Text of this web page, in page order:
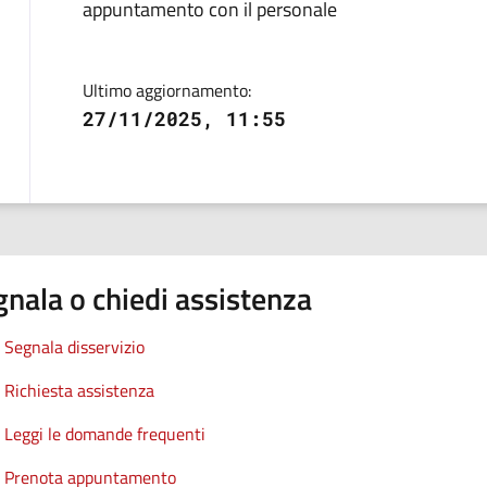
appuntamento con il personale
Ultimo aggiornamento:
27/11/2025, 11:55
o chiedi assistenza
Segnala disservizio
Richiesta assistenza
Leggi le domande frequenti
Prenota appuntamento